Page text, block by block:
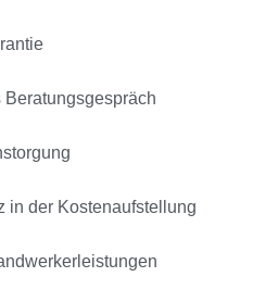
Beratungsgespräch
in der Kostenaufstellung